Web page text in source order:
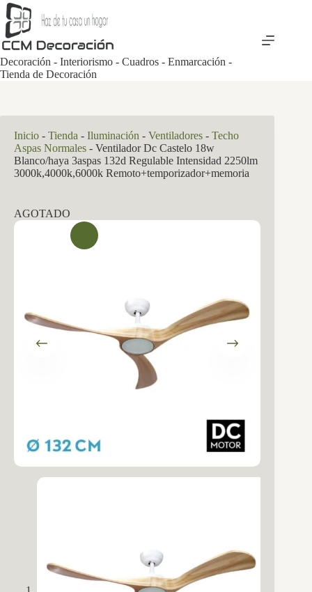
Saltar
al
contenido
Decoración - Interiorismo - Cuadros - Enmarcación -
Tienda de Decoración
Inicio - Tienda - Iluminación - Ventiladores - Techo
Aspas Normales - Ventilador Dc Castelo 18w
Blanco/haya 3aspas 132d Regulable Intensidad 2250lm
3000k,4000k,6000k Remoto+temporizador+memoria
AGOTADO